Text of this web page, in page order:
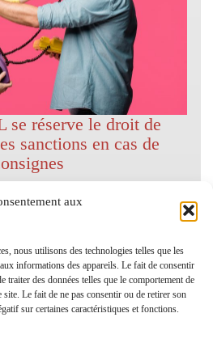
aux
nous utilisons des technologies telles que les
informations des appareils. Le fait de consentir
traiter des données telles que le comportement de
Le fait de ne pas consentir ou de retirer son
sur certaines caractéristiques et fonctions.
se réserve le droit de
sanctions en cas de
Infirmiers
Cannes/Le Cannet